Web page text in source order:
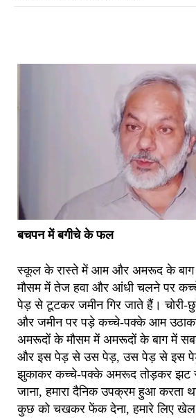
बचपन में बगीचे के फल
स्कूल के रास्ते में आम और अमरूद के
मौसम में तेज हवा और आंधी चलने पर
पेड़ से टूटकर जमीन गिर जाते हैं। चोरी-
और जमीन पर पड़े कच्चे-पक्के आम
अमरूदों के मौसम में अमरूदों के बाग में
और इस पेड़ से उस पेड़, उस पेड़ से इस पेड़
झुकाकर कच्चे-पक्के अमरूद तोड़कर झट
जाना, हमारा दैनिक उपक्रम हुआ करता
कुछ को चखकर फेंक देना, हमारे लिए